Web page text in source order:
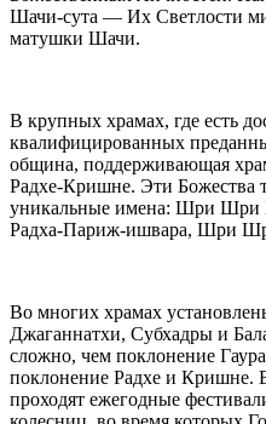
Шачи-сута — Их Светлости
матушки Шачи.
В крупных храмах, где есть
квалифицированных
община, поддерживающая
Радхе-Кришне. Эти Божества
уникальные имена: Шри
Радха-Париж-ишвара, Шри
Во многих храмах
Джаганнатхи, Субхадры и
сложно, чем поклонение
поклонение Радхе и Кришне.
проходят ежегодные